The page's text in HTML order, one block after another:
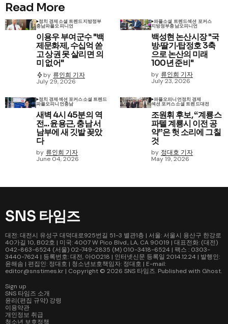
Read More
정치 경제 소셜 트렌드지방정부
충남파플오피니언
이용우 부여군수 "백
제문화제, 수십억 쏟
고 상권 못 살리면 의
미 없어"
by 류인희 기자
July 29, 2026
파플소셜 트렌드섹션 포커스
지방정부충남오피니언
백성현 논산시장 "국
방·딸기·탑정호 3축
으로 논산의 미래
100년 준비"
by 류인희 기자
July 23, 2026
정치 경제 섹션 포커스소셜 트렌드
파플오피니언충남
새벽 4시 45분의 역
전... 윤용근, 충남 서
남부에 새 깃발 꽂았
다
by 류인희 기자
June 04, 2026
파플오피니언정치 경제
섹션 포커스소셜 트렌드대전
조원휘 후보, “계룡스
파텔 계룡시 이전 공
약”은 헛 소리에 그칠
것
by 정대호 기자
May 19, 2026
SNS 타임즈
대전: 대전시 유성구 대덕대로925번길 51-3 별관1층 | 서울: 서울시 용산구 한강로
40가길 10, B02호 | 미국: 4007 W Pico Blvd., LA, CA 90019 | 대표전화: (대전)
042-863-6524 (서울) 02-749-2835 (M) 010-3418-6524 | 팩스 : 0303-
3440-7624 | 등록번호: 대전, 아00218 | 인터넷신문 등록일 2014.12.24 | 발행인:
윤해솜 | 편집인: 정대호 | 청소년보호책임자: 정대호 | E-mail:
editor@snstimes.kr | Copyright © 2026 SNS 타임즈. Published with Ghost.
Sign up
SNS 타임즈 소개
윤리(편집 규약) 강령
이용약관
개인정보 취급
청소년 보호정책